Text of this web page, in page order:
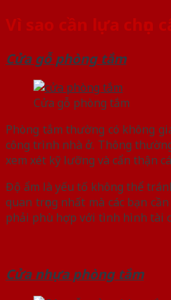
Vì sao cần lựa chọn
Cửa gỗ phòng tắm
Cửa gỗ phòng tắm
Phòng tắm thường có không
công trình nhà ở. Thông
xem xét kỹ lưỡng và cẩn thận
Độ ẩm là yếu tố không thể
quan trọng nhất mà các bạn
phải phù hợp với tình hình tài
Cửa nhựa phòng tắm